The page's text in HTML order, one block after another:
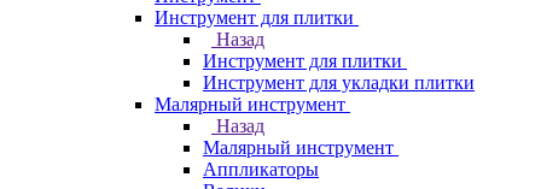
Инструмент для плитки
Назад
Инструмент для плитки
Инструмент для укладки плитки
Малярный инструмент
Назад
Малярный инструмент
Аппликаторы